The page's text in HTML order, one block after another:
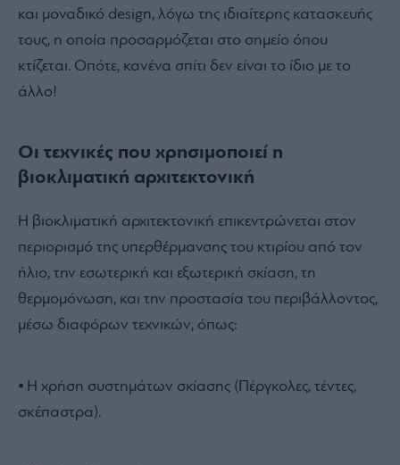
και μοναδικό design, λόγω της ιδιαίτερης κατασκευής
τους, η οποία προσαρμόζεται στο σημείο όπου
κτίζεται. Οπότε, κανένα σπίτι δεν είναι το ίδιο με το
άλλο!
Οι τεχνικές που χρησιμοποιεί η
βιοκλιματική αρχιτεκτονική
Η βιοκλιματική αρχιτεκτονική επικεντρώνεται στον
περιορισμό της υπερθέρμανσης του κτιρίου από τον
ήλιο, την εσωτερική και εξωτερική σκίαση, τη
θερμομόνωση, και την προστασία του περιβάλλοντος,
μέσω διαφόρων τεχνικών, όπως:
⦁ Η χρήση συστημάτων σκίασης (Πέργκολες, τέντες,
σκέπαστρα).